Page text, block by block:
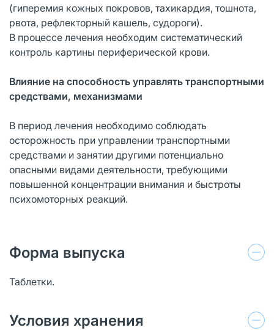
(гиперемия кожных покровов, тахикардия, тошнота,
рвота, рефлекторный кашель, судороги).
В процессе лечения необходим систематический
контроль картины периферической крови.
Влияние на способность управлять транспортными
средствами, механизмами
В период лечения необходимо соблюдать
осторожность при управлении транспортными
средствами и занятии другими потенциально
опасными видами деятельности, требующими
повышенной концентрации внимания и быстроты
психомоторных реакций.
Форма выпуска
Таблетки.
Условия хранения